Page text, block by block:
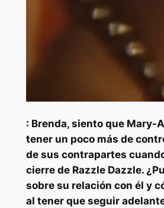
: Brenda, siento que Mary-
tener un poco más de
de sus contrapartes
cierre de Razzle Dazzle.
sobre su relación con él y
al tener que seguir